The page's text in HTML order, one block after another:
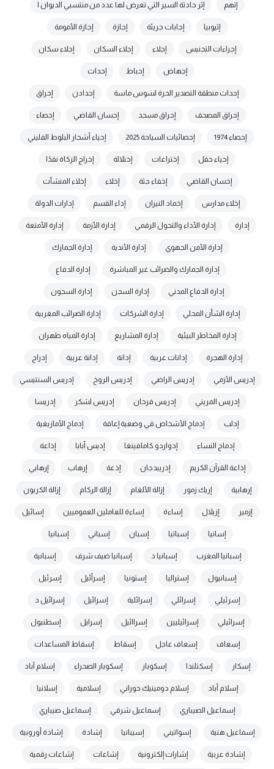
إتهم إثر حادثة السير التي تعرض لها عدد من منتسبي الديوان ا
إثيوبيا إجابات جريئة إجازة إجازة الأمومة
إجراءات التجنيس إجلاء إجلاء السكان إجلاء سكان
إجهاض إحباط إحداث
إحداث منطقة التصدير الحرة لسوس ماسة إحدادن إحراق
إحراق المصحف إحراق مسجد إحسان القاضي إحصاء
إحصاء 1974 إحصائيات السياحة 2025 إحياء أشجار البلوط الفليني
إحياء حفل إختراعات إختلالة إخراج الزكاة نقدًا
إخسان القاضي إخفاء جثة إخلاء إخلاء المنشآت
إخلاء مدارس إخماد النيران إداء القسم إدارات الدولة
إدارة إدارة الأداء والتحول الرقمي إدارة الأزمة إدارة الأمتعة
إدارة الأمن الجهوي إدارة الأندية إدارة الجمارك
إدارة الجمارك والضرائب غير المباشرة إدارة الدفاع
إدارة الدفاع المدني إدارة السجن إدارة السجون
إدارة الشأن المحلي إدارة الشركات إدارة الضرائب المغربية
إدارة المخاطر البيئية إدارة المشاريع إدارة المياه طهران
إدارة الهجرة إدانات عربية إدانة إدانة عربية إدراج
إدريس الأزمي إدريس الراضي إدريس الروخ إدريس السنتيسي
إدريس المريني إدريس فرحان إدريس لشكر إدريسا
إدلب إدماج الأشخاص في وضعية إعاقة إدماج الأمازيغية
إدماج النساء إدواردو كامافينغا إديس أبابا إذاعة
إذاعة القرآن الكريم إذريبدجان إذعة إرهاب إرهابي
إرهابية إريك زمور إزالة الألغام إزالة الركام إزالة الكربون
إزمير إزيلال إساءة إساءة للعاملين العموميين إسائيل
إسانيا إسباتيا إسبان إسباني إسبانيا
إسبانيا المغرب إسبانيا د إسبانيا ضيف شرف إسبانية
إسبانيول إستراليا إستونيا إسرأئيل إسرئيل
إسرئيلي إسرائلي إسرائلية إسرائيل إسرائيل د
إسرائيلي إسرائيليين إسراائيل إسرايل إسطنبول
إسعاف إسعاف عاجل إسقاط إسقاط المساعدات
إسكار إسكتلندا إسكوبار إسكوبار الصحراء إسلام آباد
إسلام أباد إسلام دومينيك حوراني إسلامية إسلانيا
إسماعيل الصيباري إسماعيل شرقي إسماعيل صيباري
إسماعيل هنية إسواتيني إسيبانيا إشادة إشادة أوروبية
إشادة عربية إشارات إلكترونية إشاعات إشاعات رقمية